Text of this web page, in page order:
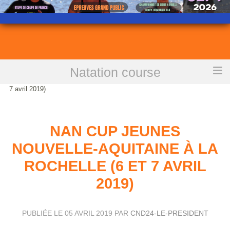
Natation course
NAN Cup Jeunes Nouvelle-Aquitaine à La Rochelle (6 et
7 avril 2019)
NAN CUP JEUNES
NOUVELLE-AQUITAINE À LA
ROCHELLE (6 ET 7 AVRIL
2019)
PUBLIÉE LE 05 AVRIL 2019 PAR CND24-LE-PRESIDENT